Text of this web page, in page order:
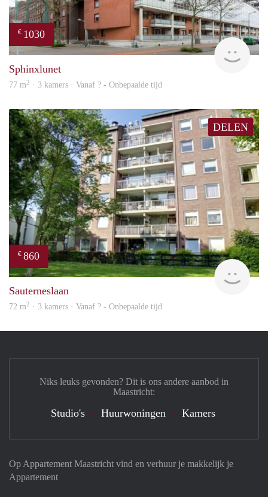
€ 1030
Sphinxlunet
77 m2 · 3 kamers · Vanaf ? - Onbepaalde tijd
DELEN
€ 860
Sauterneslaan
72 m2 · 3 kamers · Vanaf ? - Onbepaalde tijd
Op Appartement Maastricht vind en verhuur je makkelijk je
Appartement
Niks leuks gevonden? Dit is ons andere aanbod in
Maastricht:
Studio's Huurwoningen Kamers